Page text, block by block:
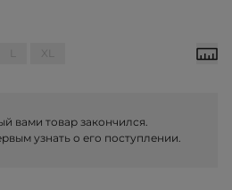
XL
вами товар закончился.
узнать о его поступлении.